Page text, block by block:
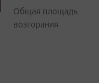
Общая площадь
возгорания